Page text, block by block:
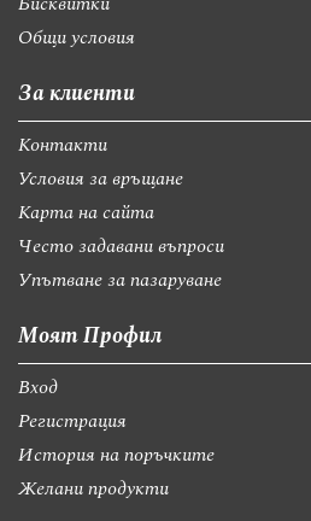
Общи условия
За клиенти
Контакти
Условия за връщане
Карта на сайта
Често задавани въпроси
Упътване за пазаруване
Моят Профил
Вход
Регистрация
История на поръчките
Желани продукти